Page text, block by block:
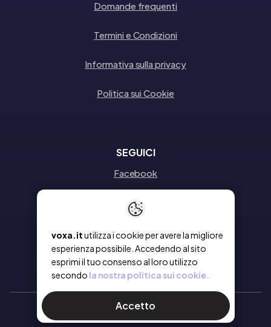
voxa.itutilizza i cookie per avere la migliore
esperienza possibile. Accedendo al sito
esprimi il tuo consenso al loro utilizzo
secondo la nostra politica sui cookie.
Accetto
Domande frequenti
Termini e Condizioni
Informativa sulla privacy
Politica sui Cookie
SEGUICI
Facebook
Instagram
Linkedin